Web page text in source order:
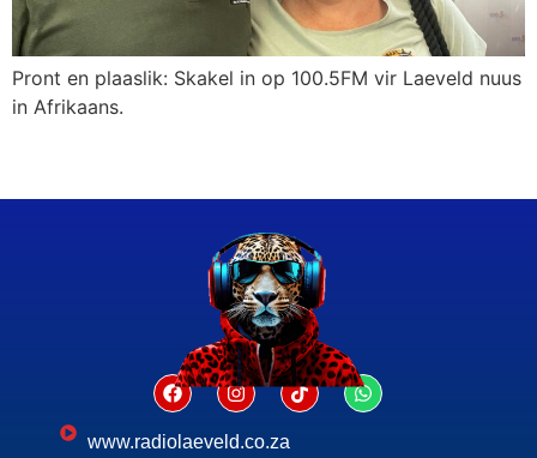
Pront en plaaslik: Skakel in op 100.5FM vir Laeveld nuus
in Afrikaans.
www.radiolaeveld.co.za